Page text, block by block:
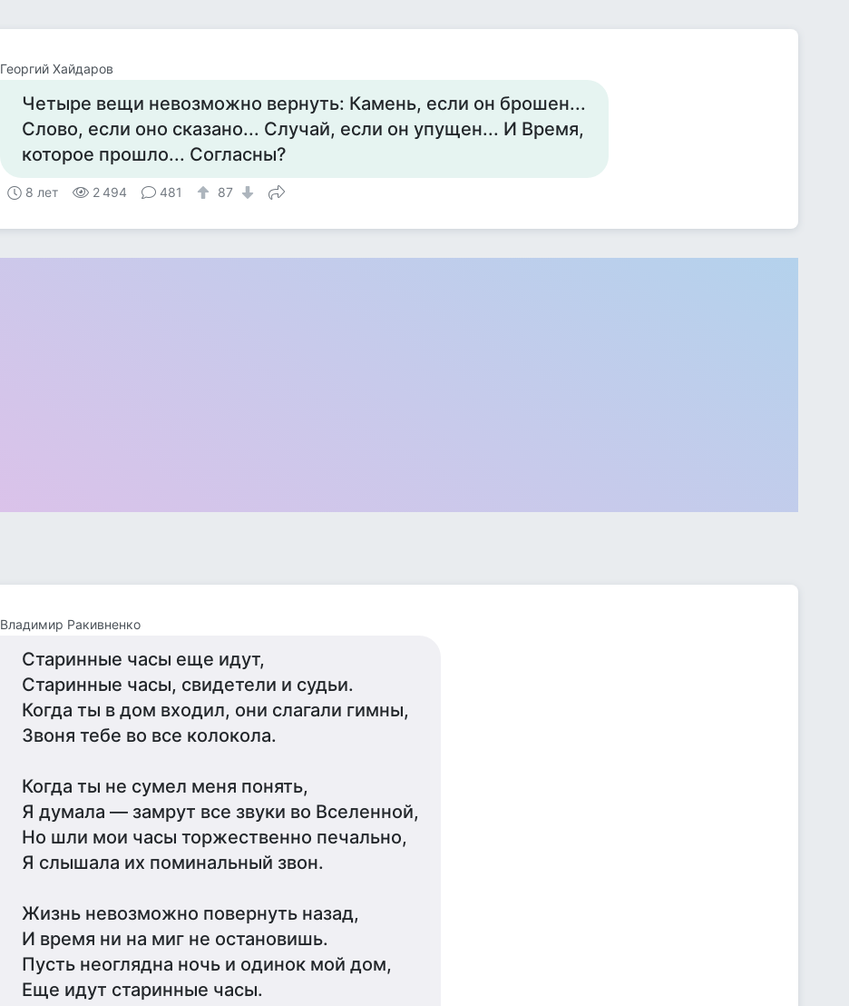
Георгий Хайдаров
Четыре вещи невозможно вернуть: Камень, если он брошен...
Слово, если оно сказано... Случай, если он упущен... И Время,
которое прошло... Согласны?
8 лет 2 494 481 87
Владимир Ракивненко
Старинные часы еще идут,
Старинные часы, свидетели и судьи.
Когда ты в дом входил, они слагали гимны,
Звоня тебе во все колокола.
Когда ты не сумел меня понять,
Я думала — замрут все звуки во Вселенной,
Но шли мои часы торжественно печально,
Я слышала их поминальный звон.
Жизнь невозможно повернуть назад,
И время ни на миг не остановишь.
Пусть неоглядна ночь и одинок мой дом,
Еще идут старинные часы.